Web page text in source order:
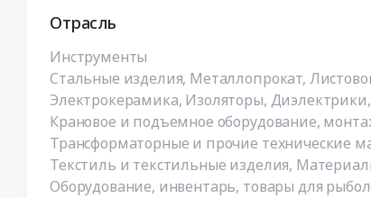
Отрасль
Инструменты
Стальные изделия, Металлопрокат,
Электрокерамика, Изоляторы,
Крановое и подъемное оборудование,
Трансформаторные и прочие технические
Текстиль и текстильные изделия,
Оборудование, инвентарь, товары для